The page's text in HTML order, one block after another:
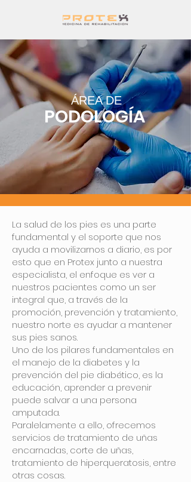
PODOLOGÍA
ÁREA DE
La salud de los pies es una parte
fundamental y el soporte que nos
ayuda a movilizarnos a diario, es por
esto que en Protex junto a nuestra
especialista, el enfoque es ver a
nuestros pacientes como un ser
integral que, a través de la
promoción, prevención y tratamiento,
nuestro norte es ayudar a mantener
sus pies sanos.
Uno de los pilares fundamentales en
el manejo de la diabetes y la
prevención del pie diabético, es la
educación, aprender a prevenir
puede salvar a una persona
amputada.
Paralelamente a ello, ofrecemos
servicios de tratamiento de uñas
encarnadas, corte de uñas,
tratamiento de hiperqueratosis, entre
otras cosas.